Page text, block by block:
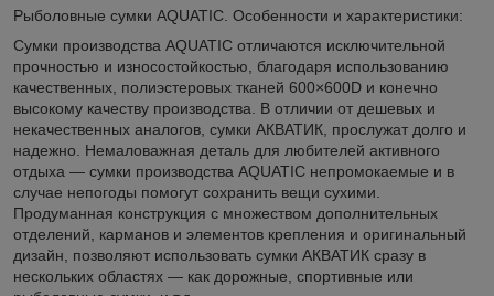
Рыболовные сумки AQUATIC. Особенности и характеристики:
Сумки производства AQUATIC отличаются исключительной
прочностью и износостойкостью, благодаря использованию
качественных, полиэстеровых тканей 600×600D и конечно
высокому качеству производства. В отличии от дешевых и
некачественных аналогов, сумки АКВАТИК, прослужат долго и
надежно. Немаловажная деталь для любителей активного
отдыха — сумки производства AQUATIC непромокаемые и в
случае непогоды помогут сохранить вещи сухими.
Продуманная конструкция с множеством дополнительных
отделений, карманов и элементов крепления и оригинальный
дизайн, позволяют использовать сумки АКВАТИК сразу в
нескольких областях — как дорожные, спортивные или